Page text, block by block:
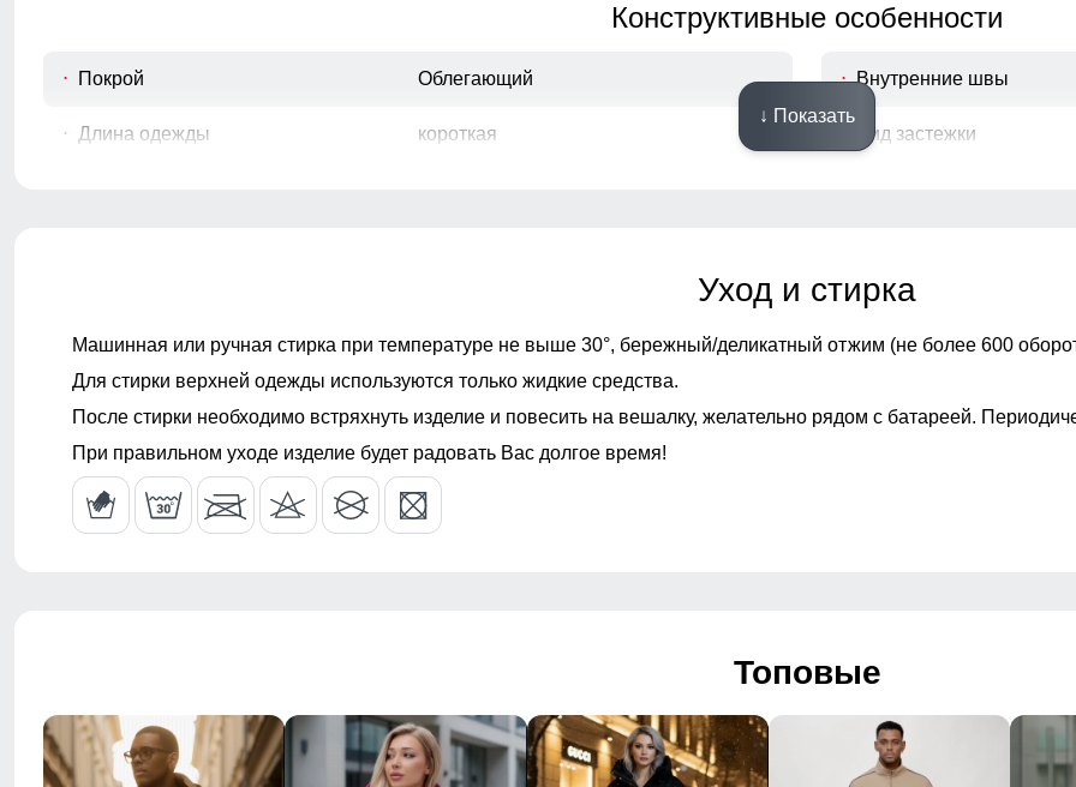
Конструктивные особенности
Покрой Облегающий
Длина одежды короткая
Внутренние швы
Вид застежки
Стиль Спортивный, Повседневный
Рисунок Однотонный, Полоска
Цвета черный, хаки, бежевый, коричневы Вес
↓ Показать
Уход и стирка
Машинная или ручная стирка при температуре не выше 30°, бережный/деликатный отжим (не более 600
Для стирки верхней одежды используются только жидкие средства.
После стирки необходимо встряхнуть изделие и повесить на вешалку, желательно рядом с батареей.
При правильном уходе изделие будет радовать Вас долгое время!
Топовые